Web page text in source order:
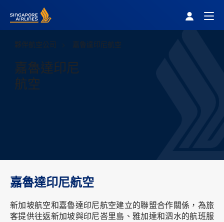
夥伴航空公司 嘉魯達印尼航空
嘉魯達印尼
航空
嘉魯達印尼航空
新加坡航空和嘉魯達印尼航空建立的聯盟合作關係，為旅
客提供往返新加坡與印尼峇里島、雅加達和泗水的航班服